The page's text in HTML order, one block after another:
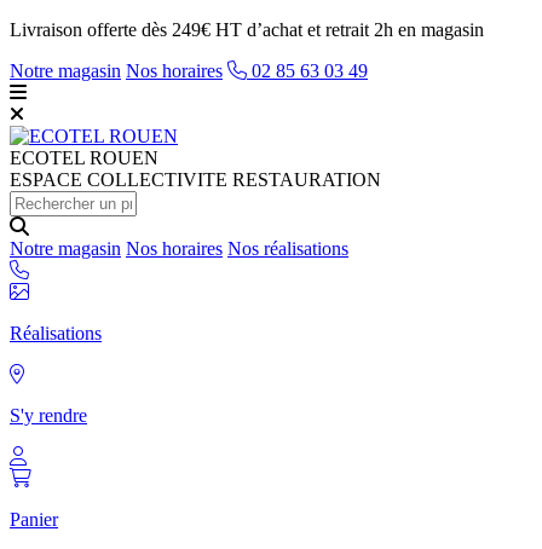
Livraison offerte dès 249€ HT d’achat et retrait 2h en magasin
Notre magasin Nos horaires 02 85 63 03 49
ECOTEL ROUEN
ESPACE COLLECTIVITE RESTAURATION
Notre magasin Nos horaires Nos réalisations
Réalisations
S'y rendre
Panier